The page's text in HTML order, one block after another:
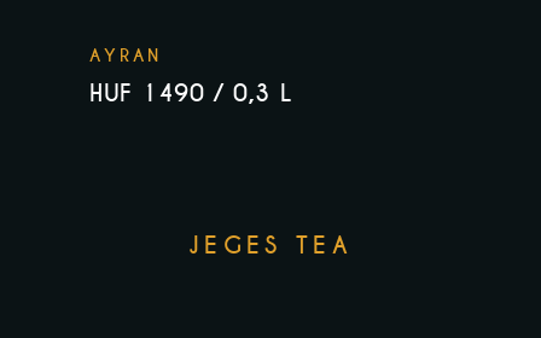
AYRAN
HUF 1490 / 0,3 L
JEGES TEA